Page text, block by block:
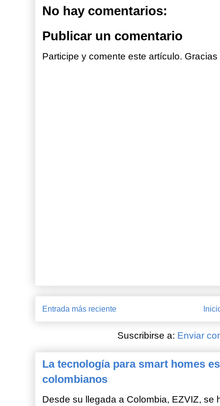
No hay comentarios:
Publicar un comentario
Participe y comente este artículo. Gracias
Entrada más reciente
Suscribirse a: Enviar
La tecnología para smart homes
colombianos
Desde su llegada a Colombia, EZVIZ, se